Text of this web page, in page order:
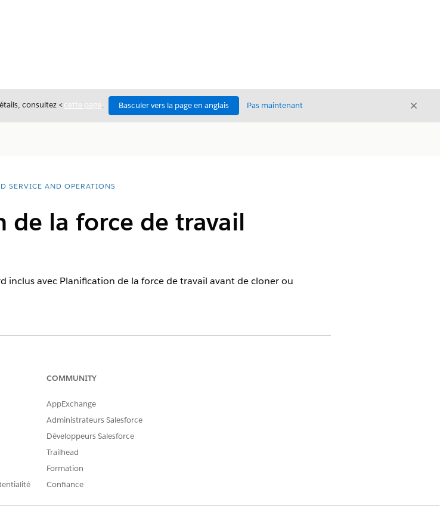
consultez <cette page . Basculer vers la page en anglais Pas maintenant Fermer
SERVICE AND OPERATIONS
la force de travail
inclus avec Planification de la force de travail avant de cloner ou
COMMUNITY
AppExchange
Administrateurs Salesforce
Développeurs Salesforce
Trailhead
Formation
Confiance